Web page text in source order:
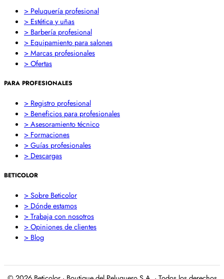
> Peluquería profesional
> Estética y uñas
> Barbería profesional
> Equipamiento para salones
> Marcas profesionales
> Ofertas
PARA PROFESIONALES
> Registro profesional
> Beneficios para profesionales
> Asesoramiento técnico
> Formaciones
> Guías profesionales
> Descargas
BETICOLOR
> Sobre Beticolor
> Dónde estamos
> Trabaja con nosotros
> Opiniones de clientes
> Blog